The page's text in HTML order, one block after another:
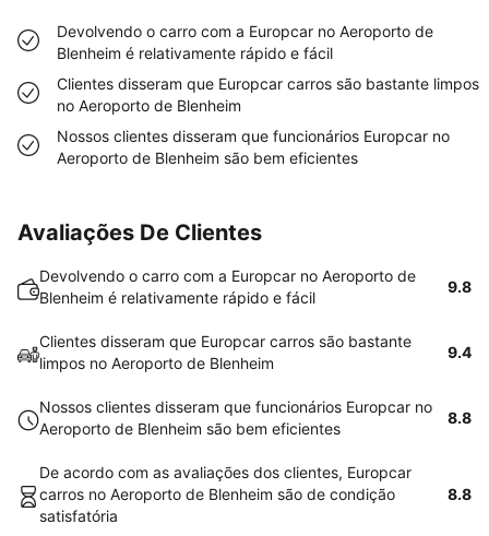
Devolvendo o carro com a Europcar no Aeroporto de
Blenheim é relativamente rápido e fácil
Clientes disseram que Europcar carros são bastante limpos
no Aeroporto de Blenheim
Nossos clientes disseram que funcionários Europcar no
Aeroporto de Blenheim são bem eficientes
Avaliações De Clientes
Devolvendo o carro com a Europcar no Aeroporto de
Blenheim é relativamente rápido e fácil
9.8
Clientes disseram que Europcar carros são bastante
limpos no Aeroporto de Blenheim
9.4
Nossos clientes disseram que funcionários Europcar no
Aeroporto de Blenheim são bem eficientes
8.8
De acordo com as avaliações dos clientes, Europcar
carros no Aeroporto de Blenheim são de condição
satisfatória
8.8